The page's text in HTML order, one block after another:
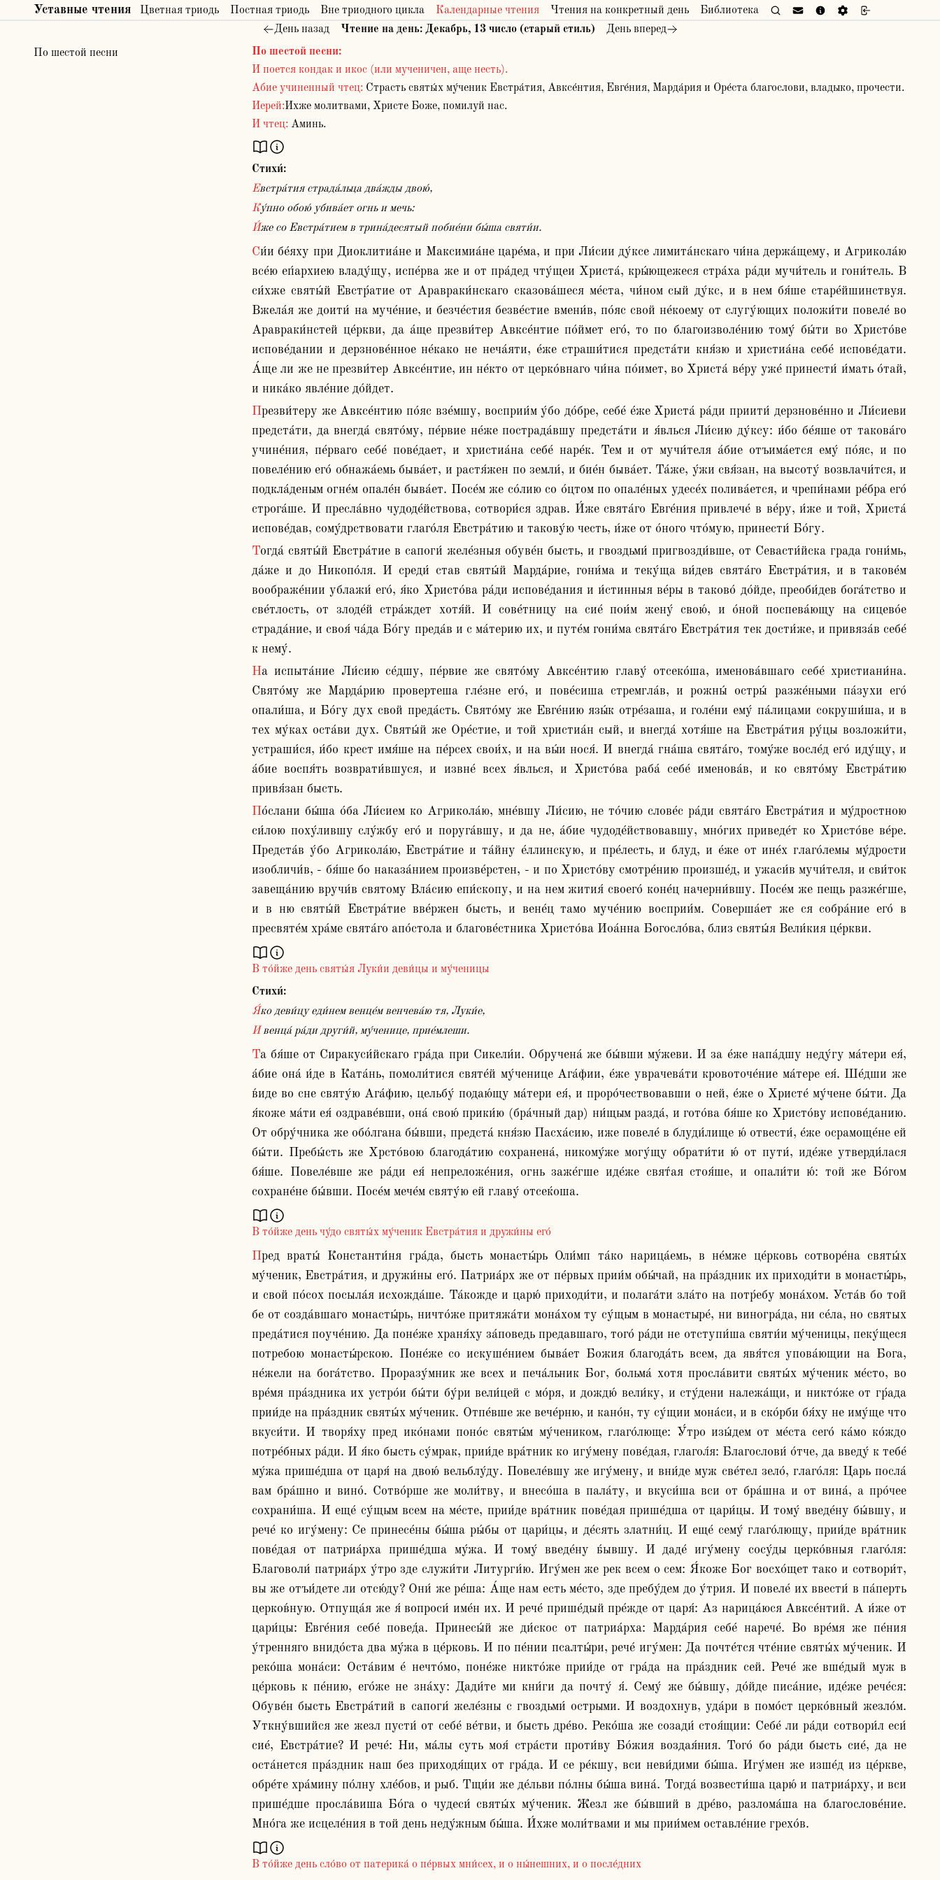
Уставные чтения Цветная триодь Постная триодь Вне триодного цикла Календарные чтения Чтения на конкретный день
Библиотека
День назад
Чтение на день: Декабрь, 13число (старый стиль) День вперед
По шестой песни По шестой песни:
И поется кондак и икос (или мученичен, аще несть).
Абие учиненный чтец: Страсть святы́х му́ченик Евстра́тия, Авксе́нтия, Евге́ния, Марда́рия и Оре́ста благослови, владыко, прочести.
Иерей:Ихже молитвами, Христе Боже, помилуй нас.
И чтец: Аминь.
Стихи́:
Евстра́тия страда́льца два́жды двою́,
Ку́пно обою́ убива́ет огнь и мечь:
И́же со Евстра́тием в трина́десятый побие́ни бы́ша святи́и.
Си́и бе́яху при Диоклитиа́не и Максимиа́не царе́ма, и при Ли́сии ду́ксе лимита́нскаго чи́на держа́щему, и Агрикола́ю
все́ю еп́архиею владу́щу, испе́рва же и от пра́дед чту́щеи Христа́, кры́ющежеся стра́ха ра́ди мучи́тель и гони́тель. В
си́хже святы́й Евстр́атие от Аравраки́нскаго сказова́шеся ме́ста, чи́ном сый ду́кс, и в нем бя́ше старе́йшинствуя.
Вжела́я же доити́ на муче́ние, и безче́стия безве́стие вмени́в, по́яс свой не́коему от слугу́ющих положи́ти повеле́ во
Аравраки́нстей це́ркви, да а́ще презви́тер Авксе́нтие по́ймет его́, то по благоизволе́нию тому́ бы́ти во Христо́ве
испове́дании и дерзнове́нное не́како не неча́яти, е́же страши́тися предста́ти кня́зю и христиа́на себе́ испове́дати.
А́ще ли же не презви́тер Авксе́нтие, ин не́кто от церко́внаго чи́на по́имет, во Христа́ ве́ру уже́ принести́ и́мать о́тай,
и ника́ко явле́ние до́йдет.
Презви́теру же Авксе́нтию по́яс взе́мшу, восприи́м у́бо до́бре, себе́ е́же Христа́ ра́ди приити́ дерзнове́нно и Ли́сиеви
предста́ти, да внегда́ свято́му, пе́рвие не́же пострада́вшу предста́ти и я́влься Ли́сию ду́ксу: и́бо бе́яше от такова́го
учине́ния, пе́рваго себе́ пове́дает, и христиа́на себе́ наре́к. Тем и от мучи́теля а́бие отъима́ется ему́ по́яс, и по
повеле́нию его́ обнажа́емь быва́ет, и растя́жен по земли́, и бие́н быва́ет. Та́же, у́жи свя́зан, на высоту́ возвлачи́тся, и
подкла́деным огне́м опале́н быва́ет. Посе́м же со́лию со о́цтом по опале́ных удесе́х полива́ется, и чрепи́нами ре́бра его́
строга́ше. И пресла́вно чудоде́йствова, сотвори́ся здрав. И́же свята́го Евге́ния привлече́ в ве́ру, и́же и той, Христа́
испове́дав, сому́дрствовати глаго́ля Евстра́тию и такову́ю честь, и́же от о́ного что́мую, принести́ Бо́гу.
Тогда́ святы́й Евстра́тие в сапоги́ желе́зныя обуве́н бысть, и гвоздьми́ пригвозди́вше, от Севасти́йска града гони́мь,
да́же и до Никопо́ля. И среди́ став святы́й Марда́рие, гони́ма и теку́ща ви́дев свята́го Евстра́тия, и в такове́м
воображе́нии ублажи́ его́, я́ко Христо́ва ра́ди испове́дания и и́стинныя ве́ры в таково́ до́йде, преоби́дев бога́тство и
све́тлость, от злоде́й стра́ждет хотя́й. И сове́тницу на сие́ пои́м жену́ свою́, и о́ной поспева́ющу на сицево́е
страда́ние, и своя́ ча́да Бо́гу преда́в и с ма́терию их, и путе́м гони́ма свята́го Евстра́тия тек дости́же, и привяза́в себе́
к нему́.
На испыта́ние Ли́сию се́дшу, пе́рвие же свято́му Авксе́нтию главу́ отсеко́ша, именова́вшаго себе́ христиани́на.
Свято́му же Марда́рию провертеша гле́зне его́, и пове́сиша стремгла́в, и рожны́ остры́ разже́ными па́зухи его́
опали́ша, и Бо́гу дух свой преда́сть. Свято́му же Евге́нию язы́к отре́заша, и голе́ни ему́ па́лицами сокруши́ша, и в
тех му́ках оста́ви дух. Святы́й же Оре́стие, и той христиа́н сый, и внегда́ хотя́ше на Евстра́тия ру́цы возложи́ти,
устраши́ся, и́бо крест имя́ше на пе́рсех свои́х, и на вы́и нося́. И внегда́ гна́ша свята́го, тому́же восле́д его́ иду́щу, и
а́бие воспя́ть возврати́вшуся, и извне́ всех я́влься, и Христо́ва раба́ себе́ именова́в, и ко свято́му Евстра́тию
привя́зан бысть.
По́слани бы́ша о́ба Ли́сием ко Агрикола́ю, мне́вшу Ли́сию, не то́чию слове́с ра́ди свята́го Евстра́тия и му́дростною
си́лою поху́лившу слу́жбу его́ и поруга́вшу, и да не, а́бие чудоде́йствовавшу, мно́гих приведе́т ко Христо́ве ве́ре.
Предста́в у́бо Агрикола́ю, Евстра́тие и та́йну е́ллинскую, и пре́лесть, и блуд, и е́же от ине́х глаго́лемы му́дрости
изобличи́в, - бя́ше бо наказа́нием произве́рстен, - и по Христо́ву смотре́нию произше́д, и ужаси́в мучи́теля, и сви́ток
завеща́нию вручи́в святому Вла́сию епи́скопу, и на нем жития́ своего́ коне́ц начерни́вшу. Посе́м же пещь разже́гше,
и в ню святы́й Евстра́тие вве́ржен бысть, и вене́ц тамо муче́нию восприи́м. Соверша́ет же ся собра́ние его́ в
В то́йже день святы́я Луки́и деви́цы и му́ченицы
Стихи́:
Я́ко деви́цу еди́нем венце́м венчева́ю тя, Луки́е,
И венца́ ра́ди други́й, му́ченице, прие́млеши.
Та бя́ше от Сиракуси́йскаго гра́да при Сикели́и. Обручена́ же бы́вши му́жеви. И за е́же напа́дшу неду́гу ма́тери ея́,
а́бие она́ и́де в Ката́нь, помоли́тися святе́й му́ченице Ага́фии, е́же уврачева́ти кровоточе́ние ма́тере ея́. Ше́дши же
в́иде во сне святу́ю Ага́фию, цельбу́ подаю́щу ма́тери ея́, и проро́чествовавши о ней, е́же о Христе́ му́чене бы́ти. Да
я́коже ма́ти ея́ оздраве́вши, она́ свою́ прики́ю (бра́чный дар) ни́щым разда́, и гото́ва бя́ше ко Христо́ву испове́данию.
От обру́чника же обо́лгана бы́вши, предста́ кня́зю Пасха́сию, иже повеле́ в блуди́лище ю́ отвести́, е́же осрамоще́не ей
бы́ти. Пребы́сть же Хрсто́вою благода́тию сохранена́, никому́же могу́щу обрати́ти ю́ от пути́, иде́же утверди́лася
бя́ше. Повеле́вше же ра́ди ея́ непреложе́ния, огнь заже́гше иде́же свят́ая стоя́ше, и опали́ти ю́: той же Бо́гом
В то́йже день чу́до святы́х му́ченик Евстра́тия и дружи́ны его́
Пред враты́ Константи́ня гра́да, бысть монасты́рь Оли́мп та́ко нарица́емь, в не́мже це́рковь сотворе́на святы́х
му́ченик, Евстра́тия, и дружи́ны его́. Патриа́рх же от пе́рвых прии́м обы́чай, на пра́здник их приходи́ти в монасты́рь,
и свой по́сох посыла́я исхожда́ше. Та́кожде и царю́ приходи́ти, и полага́ти зла́то на потр́ебу мона́хом. Уста́в бо той
бе от созда́вшаго монасты́рь, ничто́же притяжа́ти мона́хом ту су́щым в монастыре́, ни виногра́да, ни се́ла, но святых
преда́тися поуче́нию. Да поне́же храня́ху за́поведь предавшаго, того́ ра́ди не отступи́ша святи́и му́ченицы, пеку́щеся
потребою монасты́рскою. Поне́же со искуше́нием быва́ет Божия благода́ть всем, да явя́тся упова́ющии на Бога,
не́жели на бога́тство. Проразу́мник же всех и печа́льник Бог, больма́ хотя просла́вити святы́х му́ченик ме́сто, во
вре́мя пра́здника их устро́и бы́ти бу́ри вели́цей с мо́ря, и дождю́ вели́ку, и сту́дени належа́щи, и никто́же от гр́ада
прии́де на пра́здник святы́х му́ченик. Отпе́вше же вече́рню, и кано́н, ту су́щии мона́си, и в ско́рби бя́ху не иму́ще что
вкуси́ти. И творя́ху пред ико́нами поно́с святы́м му́чеником, глаго́люще: У́тро изы́дем от ме́ста сего́ ка́мо ко́ждо
потре́бных ра́ди. И я́ко бысть су́мрак, прии́де вра́тник ко игу́мену пове́дая, глагол́я: Благослови́ о́тче, да введу́ к тебе́
му́жа прише́дша от царя́ на двою́ вельблу́ду. Повеле́вшу же игу́мену, и вни́де муж све́тел зело́, глаго́ля: Царь посла́
вам бра́шно и вино́. Сотво́рше же моли́тву, и внесо́ша в пала́ту, и вкуси́ша вси от бра́шна и от вина́, а про́чее
сохрани́ша. И еще́ су́щым всем на ме́сте, прии́де вра́тник пове́дая прише́дша от цари́цы. И тому́ введе́ну бы́вшу, и
рече́ ко игу́мену: Се принесе́ны бы́ша ры́бы от цари́цы, и де́сять златни́ц. И еще́ сему́ глаго́лющу, прии́де вра́тник
пове́дая от патриа́рха прише́дша му́жа. И тому́ введе́ну б́ывшу. И даде́ игу́мену сосу́ды церко́вныя глаго́ля:
Благоволи́ патриа́рх у́тро зде служи́ти Литурги́ю. Игу́мен же рек всем о сем: Я́коже Бог восхо́щет тако и сотвори́т,
вы же отъи́дете ли отсю́ду? Они́ же ре́ша: А́ще нам есть ме́сто, зде пребу́дем до у́трия. И повеле́ их ввести́ в па́перть
церков́ную. Отпуща́я же я́ вопроси́ име́н их. И рече́ прише́дый пре́жде от царя́: Аз нарица́юся Авксе́нтий. А и́же от
цари́цы: Евге́ния себе́ повед́а. Принесы́й же ди́скос от патриа́рха: Марда́рия себе́ нарече́. Во вре́мя же пе́ния
у́тренняго внидо́ста два му́жа в це́рковь. И по пе́нии псалты́ри, рече́ игу́мен: Да почте́тся чте́ние святы́х му́ченик. И
реко́ша мона́си: Оста́вим е́ нечто́мо, поне́же никто́же прии́де от гра́да на пра́здник сей. Рече́ же вше́дый муж в
це́рковь к пе́нию, его́же не зна́ху: Дади́те ми кни́ги да почту́ я́. Сему́ же бы́вшу, до́йде писа́ние, иде́же рече́ся:
Обуве́н бысть Евстра́тий в сапоги́ желе́зны с гвоздьми́ острыми. И воздохнув, уда́ри в помо́ст церко́вный жезло́м.
Уткну́вшийся же жезл пусти́ от себе́ ве́тви, и бысть дре́во. Реко́ша же созади́ стоя́щии: Себе́ ли ра́ди сотвори́л еси́
сие́, Евстра́тие? И рече́: Ни, ма́лы суть моя́ стра́сти проти́ву Бо́жия воздая́ния. Того́ бо ра́ди бысть сие́, да не
оста́нется пра́здник наш без приходя́щих от гра́да. И се ре́кшу, вси неви́дими бы́ша. Игу́мен же изше́д из це́ркве,
обре́те хра́мину по́лну хле́бов, и рыб. Тщи́и же де́льви по́лны бы́ша вина́. Тогда́ возвести́ша царю́ и патриа́рху, и вси
прише́дше просла́виша Бо́га о чудеси́ святы́х му́ченик. Жезл же бы́вший в дре́во, разлома́ша на благослове́ние.
В то́йже день сло́во от патерика́ о пе́рвых мни́сех, и о ны́нешних, и о после́дних